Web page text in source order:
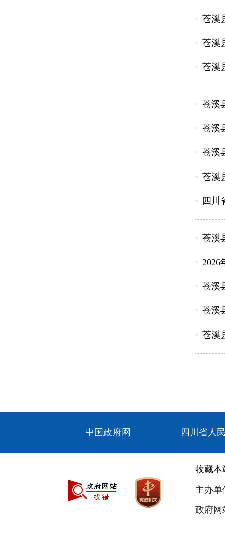
苍溪
苍溪
苍溪
苍溪
苍溪
苍溪
苍溪
四川
苍溪
2026
苍溪
苍溪
苍溪
中国政府网 四川省人
收藏本
主办
政府网